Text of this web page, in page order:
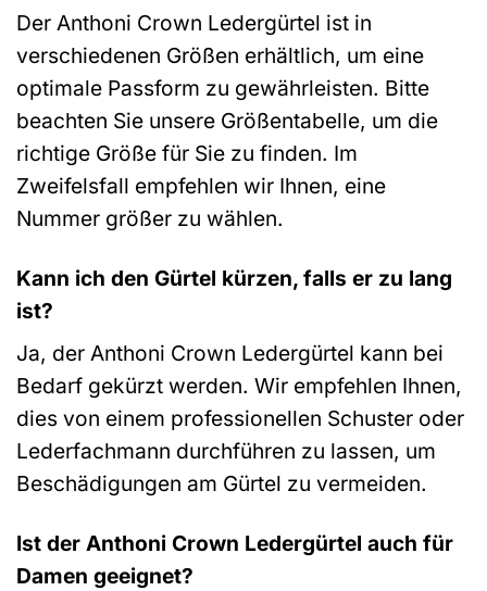
Der Anthoni Crown Ledergürtel ist in
verschiedenen Größen erhältlich, um eine
optimale Passform zu gewährleisten. Bitte
beachten Sie unsere Größentabelle, um die
richtige Größe für Sie zu finden. Im
Zweifelsfall empfehlen wir Ihnen, eine
Nummer größer zu wählen.
Kann ich den Gürtel kürzen, falls er zu lang
ist?
Ja, der Anthoni Crown Ledergürtel kann bei
Bedarf gekürzt werden. Wir empfehlen Ihnen,
dies von einem professionellen Schuster oder
Lederfachmann durchführen zu lassen, um
Beschädigungen am Gürtel zu vermeiden.
Ist der Anthoni Crown Ledergürtel auch für
Damen geeignet?